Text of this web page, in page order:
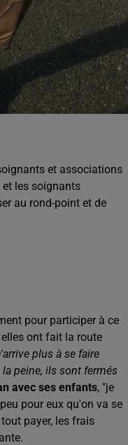
et associations
les soignants
au rond-point et de
pour participer à ce
ont fait la route
plus à se faire
peine, ils sont fermés
avec ses enfants, "je
pour eux qu'on va se
payer, les frais